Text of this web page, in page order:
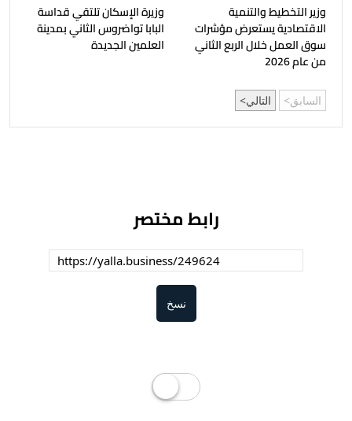
وزير التخطيط والتنمية
الاقتصادية يستعرض مؤشرات
سوق العمل خلال الربع الثاني
من عام 2026
وزيرة الإسكان تلتقي قداسة
البابا تواضروس الثاني بمدينة
العلمين الجديدة
السابق التالي
رابط مختصر
نسخ